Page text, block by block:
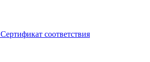
Сертификат соответствия